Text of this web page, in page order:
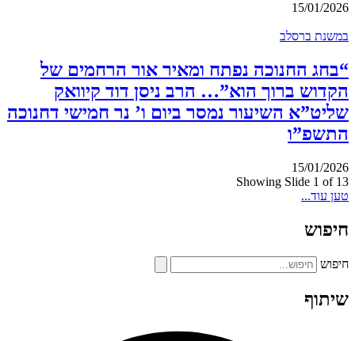
15/01/2026
במשנת ברסלב
“בחג החנוכה נפתח ומאיר אור הרחמים של
הקדוש ברוך הוא”… הרב ניסן דוד קיוואק
שליט”א השיעור נמסר ביום ו’ נר חמישי דחנוכה
התשפ”ו
15/01/2026
Showing Slide 1 of 13
טען עוד...
חיפוש
חיפוש
שיתוף